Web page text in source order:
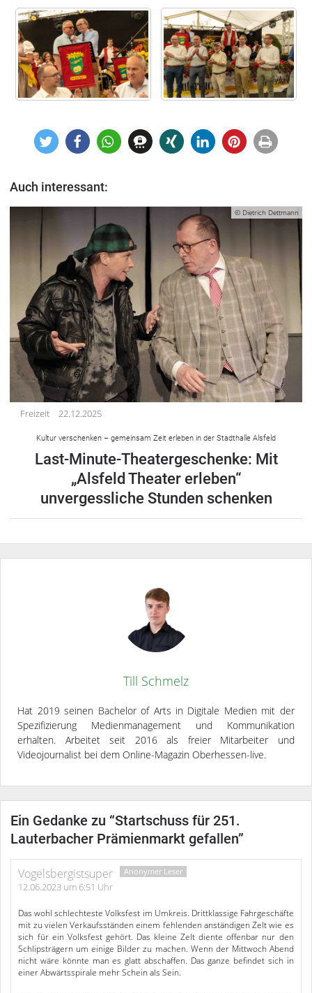
Auch interessant:
© Dietrich Dettmann
Freizeit 22.12.2025
Kultur verschenken – gemeinsam Zeit erleben in der Stadthalle Alsfeld
Last-Minute-Theatergeschenke: Mit
„Alsfeld Theater erleben“
unvergessliche Stunden schenken
Till Schmelz
Hat 2019 seinen Bachelor of Arts in Digitale Medien mit der
Spezifizierung Medienmanagement und Kommunikation
erhalten. Arbeitet seit 2016 als freier Mitarbeiter und
Videojournalist bei dem Online-Magazin Oberhessen-live.
Ein Gedanke zu “Startschuss für 251.
Lauterbacher Prämienmarkt gefallen”
Vogelsbergistsuper
12.06.2023 um 6:51 Uhr
Das wohl schlechteste Volksfest im Umkreis. Drittklassige Fahrgeschäfte
mit zu vielen Verkaufsständen einem fehlenden anständigen Zelt wie es
sich für ein Volksfest gehört. Das kleine Zelt diente offenbar nur den
Schlipsträgern um einige Bilder zu machen. Wenn der Mittwoch Abend
nicht wäre könnte man es glatt abschaffen. Das ganze befindet sich in
einer Abwärtsspirale mehr Schein als Sein.